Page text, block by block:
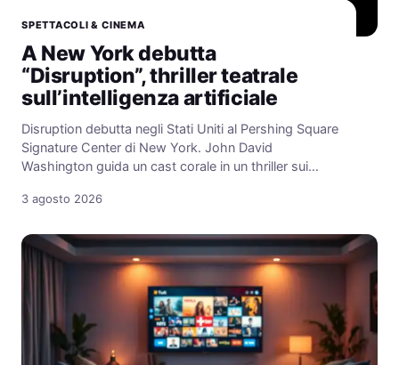
SPETTACOLI & CINEMA
A New York debutta
“Disruption”, thriller teatrale
sull’intelligenza artificiale
Disruption debutta negli Stati Uniti al Pershing Square
Signature Center di New York. John David
Washington guida un cast corale in un thriller sui…
3 agosto 2026